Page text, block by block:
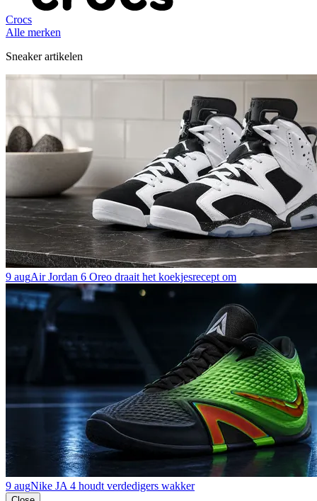
Crocs
Alle merken
Sneaker artikelen
9 augAir Jordan 6 Oreo draait het koekjesrecept om
9 augNike JA 4 houdt verdedigers wakker